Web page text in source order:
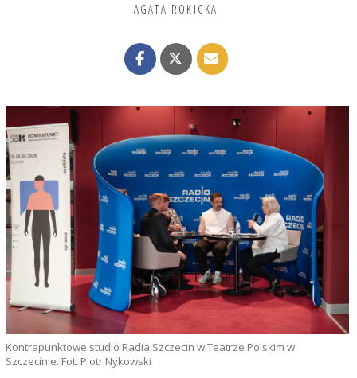
AGATA ROKICKA
Kontrapunktowe studio Radia Szczecin w Teatrze Polskim w
Szczecinie. Fot. Piotr Nykowski